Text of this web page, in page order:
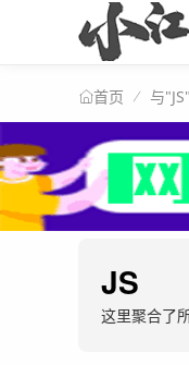
首页 与
JS
这里聚合了